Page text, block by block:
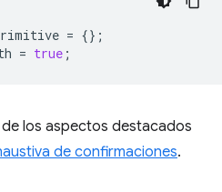
= {};
= true ;
los aspectos destacados
de confirmaciones.